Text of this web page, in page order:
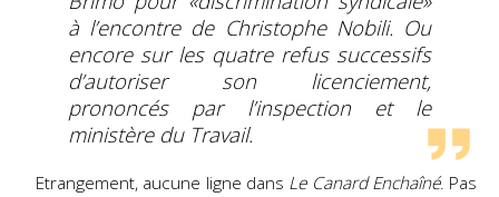
à l’encontre de Christophe Nobili. Ou
encore sur les quatre refus successifs
d’autoriser son licenciement,
prononcés par l’inspection et le
ministère du Travail.
Etrangement, aucune ligne dans Le Canard Enchaîné. Pas